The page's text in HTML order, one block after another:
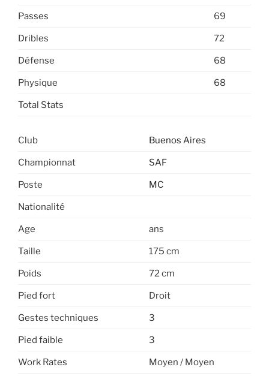
Passes 69
Dribles 72
Défense 68
Physique 68
Total Stats
Club Buenos Aires
Championnat SAF
Poste MC
Nationalité
Age ans
Taille 175 cm
Poids 72 cm
Pied fort Droit
Gestes techniques 3
Pied faible 3
Work Rates Moyen / Moyen